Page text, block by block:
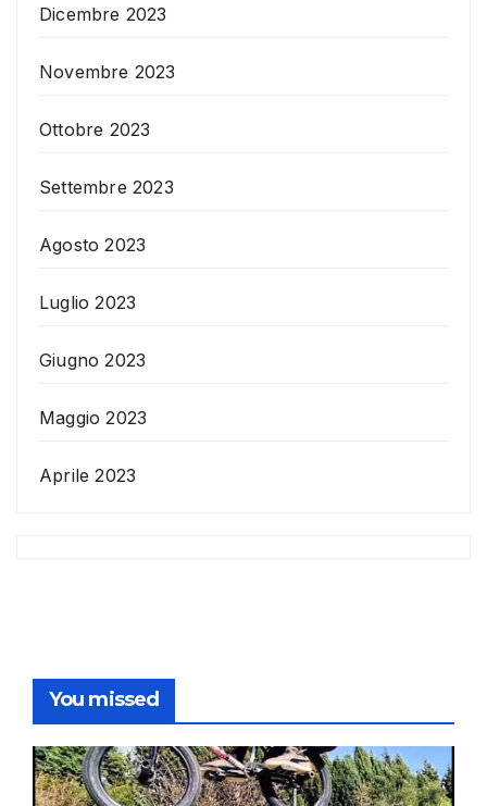
Dicembre 2023
Novembre 2023
Ottobre 2023
Settembre 2023
Agosto 2023
Luglio 2023
Giugno 2023
Maggio 2023
Aprile 2023
You missed